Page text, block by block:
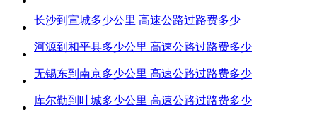
长沙到宣城多少公里 高速公路过路费多少
河源到和平县多少公里 高速公路过路费多少
无锡东到南京多少公里 高速公路过路费多少
库尔勒到叶城多少公里 高速公路过路费多少